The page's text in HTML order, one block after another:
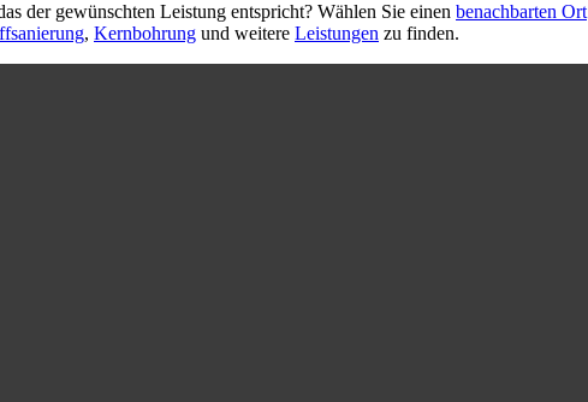
der gewünschten Leistung entspricht? Wählen Sie einen benachbarten Ort
, Kernbohrung und weitere Leistungen zu finden.